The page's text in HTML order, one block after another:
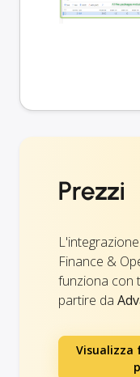
Prezzi
Finance &
funziona con
partire da